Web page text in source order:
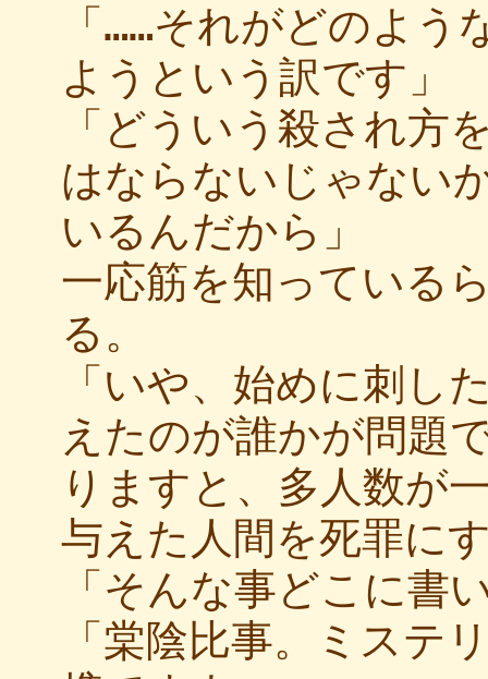
「……それがどのよ
ようという訳です」
「どういう殺され方
はならないじゃない
いるんだから」
一応筋を知っている
る。
「いや、始めに刺し
えたのが誰かが問題
りますと、多人数が
与えた人間を死罪に
「そんな事どこに書
「棠陰比事。ミステ